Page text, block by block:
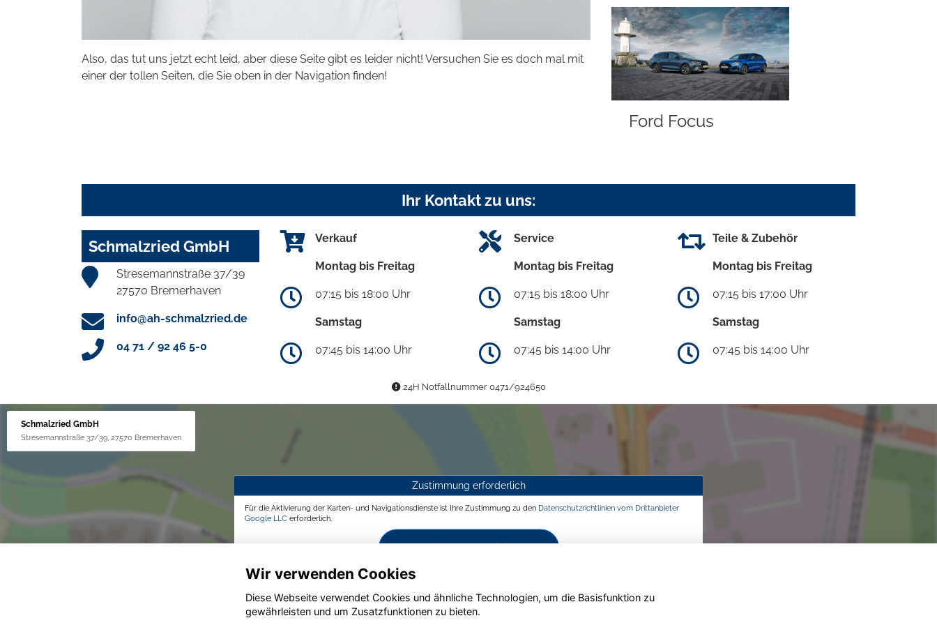
Also, das tut uns jetzt echt leid, aber diese Seite gibt es leider nicht! Versuchen Sie es doch mal mit
einer der tollen Seiten, die Sie oben in der Navigation finden!
Ford Focus
Ihr Kontakt zu uns:
Schmalzried GmbH
Stresemannstraße 37/39
27570 Bremerhaven
info@ah-schmalzried.de
04 71 / 92 46 5-0
Verkauf
Montag bis Freitag
07:15 bis 18:00 Uhr
Samstag
07:45 bis 14:00 Uhr
Service
Montag bis Freitag
07:15 bis 18:00 Uhr
Samstag
07:45 bis 14:00 Uhr
Teile & Zubehör
Montag bis Freitag
07:15 bis 17:00 Uhr
Samstag
07:45 bis 14:00 Uhr
24H Notfallnummer 0471/924650
Schmalzried GmbH
Stresemannstraße 37/39, 27570 Bremerhaven
Zustimmung erforderlich
Für die Aktivierung der Karten- und Navigationsdienste ist Ihre Zustimmung zu den Datenschutzrichtlinien vom Drittanbieter
Google LLC erforderlich.
Wir verwenden Cookies
Diese Webseite verwendet Cookies und ähnliche Technologien, um die Basisfunktion zu
gewährleisten und um Zusatzfunktionen zu bieten.